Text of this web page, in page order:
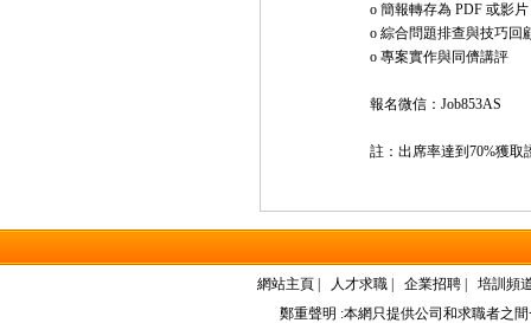
o 簡報轉存為 PDF 或影片
o 綜合問題排查與技巧回
o 專案實作與同儕講評
報名微信：Job853AS
註：出席率達到70%獲取
網站主頁| 人才求職| 企業招聘| 培訓頻
鄭重聲明 :本網只提供公司和求職者之